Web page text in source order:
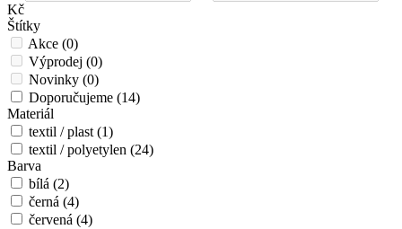
Kč
Štítky
Akce (0)
Výprodej (0)
Novinky (0)
Doporučujeme (14)
Materiál
textil / plast (1)
textil / polyetylen (24)
Barva
bílá (2)
černá (4)
červená (4)